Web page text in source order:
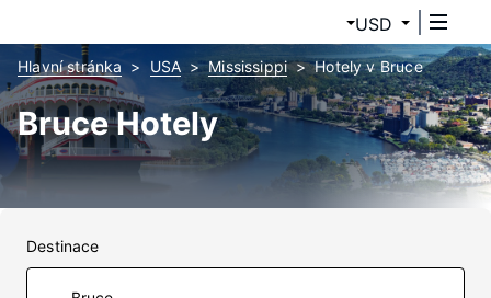
USD
Hlavní stránka USA Mississippi Hotely v Bruce
Bruce Hotely
Destinace